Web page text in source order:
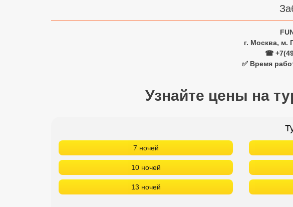
г. Москва, м.
☎
✅ Время
Узнайте цены на
7 ночей
10 ночей
13 ночей
Сетевые отели Вьетнама